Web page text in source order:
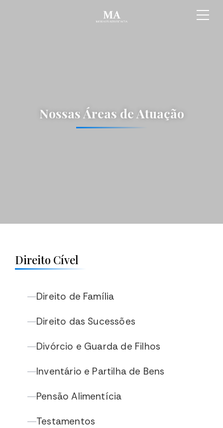
Nossas Áreas de Atuação
Direito Cível
—Direito de Família
—Direito das Sucessões
—Divórcio e Guarda de Filhos
—Inventário e Partilha de Bens
—Pensão Alimentícia
—Testamentos